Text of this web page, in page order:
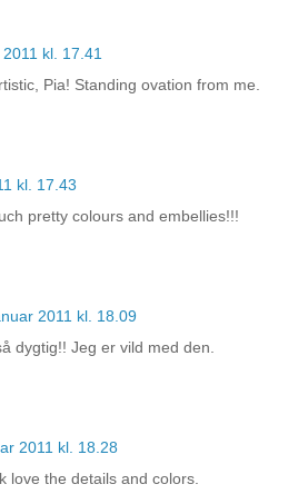
kl. 17.41
Pia! Standing ovation from me.
kl. 17.43
pretty colours and embellies!!!
2011 kl. 18.09
dygtig!! Jeg er vild med den.
2011 kl. 18.28
love the details and colors.